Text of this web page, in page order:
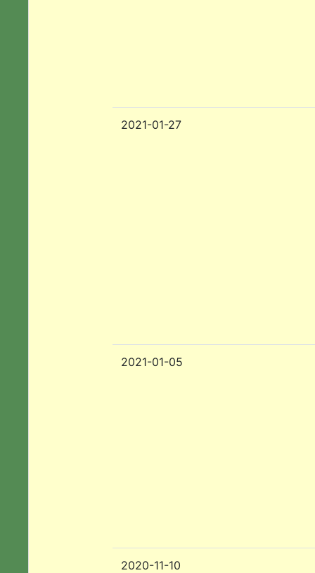
2021-01-27
2021-01-05
2020-11-10